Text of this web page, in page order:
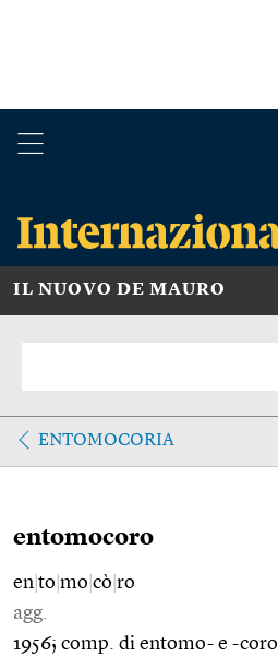
IL NUOVO DE MAURO
ENTOMOCORIA
entomocoro
en to mo cò ro
agg.
1956; comp. di entomo- e -coro.